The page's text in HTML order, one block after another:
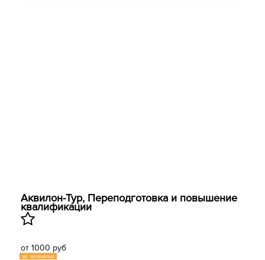
Аквилон-Тур, Переподготовка и повышение
квалификации
от 1000 руб
за человека